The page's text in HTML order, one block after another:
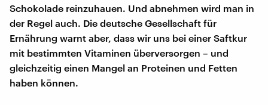
Schokolade reinzuhauen. Und abnehmen wird man in
der Regel auch. Die deutsche Gesellschaft für
Ernährung warnt aber, dass wir uns bei einer Saftkur
mit bestimmten Vitaminen überversorgen – und
gleichzeitig einen Mangel an Proteinen und Fetten
haben können.